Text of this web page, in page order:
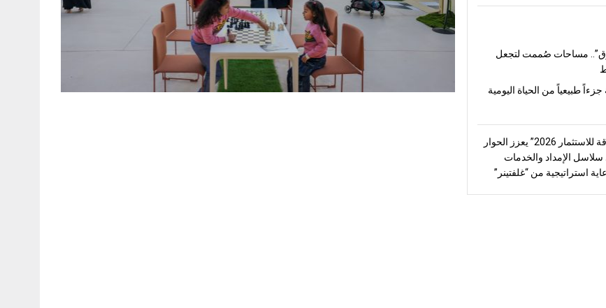
مساحات صُممت لتجعل
جزءاً طبيعياً من الحياة اليومية
“منتدى الشارقة للاستثمار 2026” يعزز الحوار
الإمداد والخدمات
استراتيجية من “غلفتينر”